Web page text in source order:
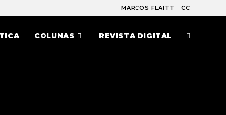
MARCOS FLAITT CC
COLUNAS REVISTA DIGITAL